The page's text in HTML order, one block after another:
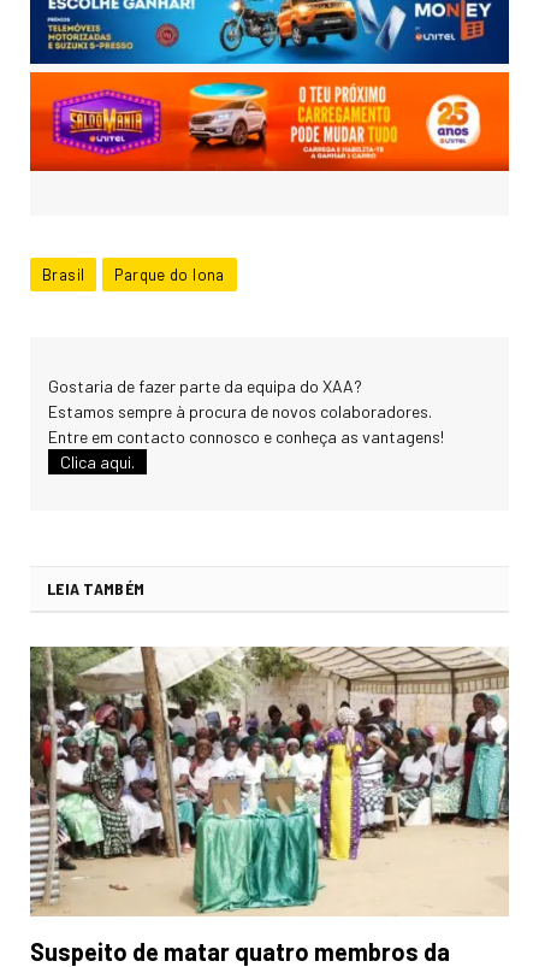
Brasil Parque do Iona
Gostaria de fazer parte da equipa do XAA?
Estamos sempre à procura de novos colaboradores.
Entre em contacto connosco e conheça as vantagens!
Clica aqui.
LEIA TAMBÉM
Suspeito de matar quatro membros da